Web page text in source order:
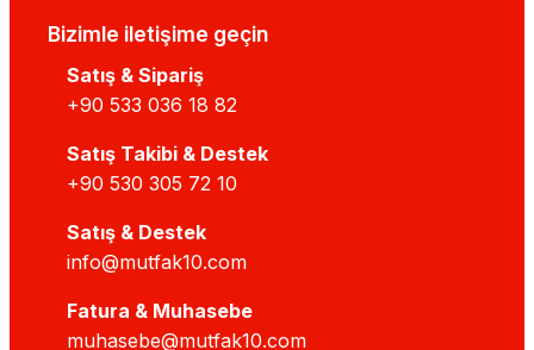
Bizimle iletişime geçin
Satış & Sipariş
+90 533 036 18 82
Satış Takibi & Destek
+90 530 305 72 10
Satış & Destek
info@mutfak10.com
Fatura & Muhasebe
muhasebe@mutfak10.com